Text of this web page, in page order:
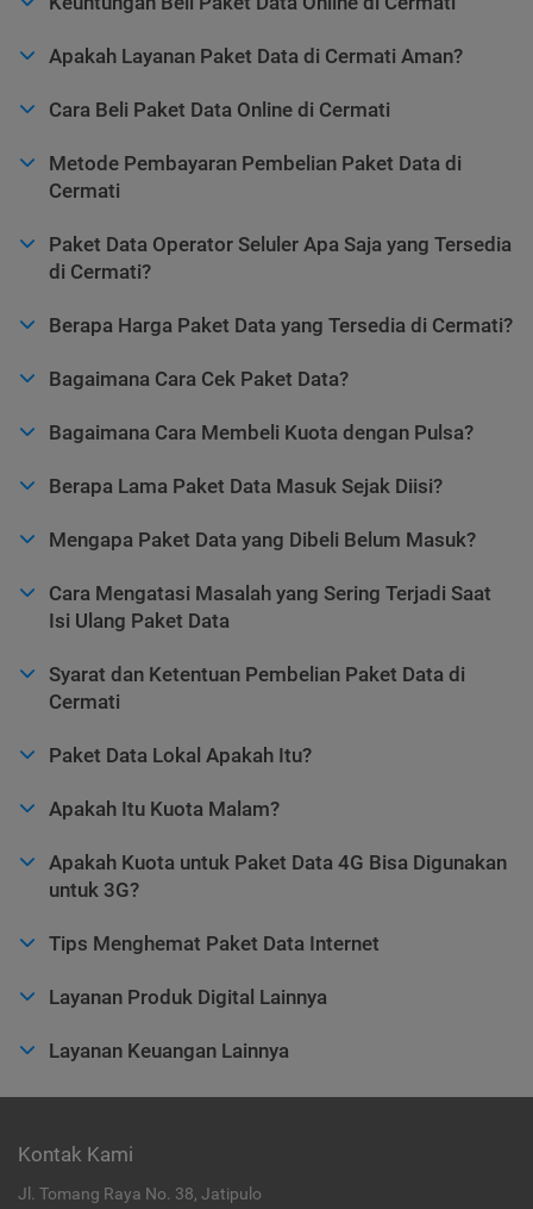
Apakah Layanan Paket Data di Cermati Aman?
Cara Beli Paket Data Online di Cermati
Metode Pembayaran Pembelian Paket Data di
Cermati
Paket Data Operator Seluler Apa Saja yang Tersedia
di Cermati?
Berapa Harga Paket Data yang Tersedia di Cermati?
Bagaimana Cara Cek Paket Data?
Bagaimana Cara Membeli Kuota dengan Pulsa?
Berapa Lama Paket Data Masuk Sejak Diisi?
Mengapa Paket Data yang Dibeli Belum Masuk?
Cara Mengatasi Masalah yang Sering Terjadi Saat
Isi Ulang Paket Data
Syarat dan Ketentuan Pembelian Paket Data di
Cermati
Paket Data Lokal Apakah Itu?
Apakah Itu Kuota Malam?
Apakah Kuota untuk Paket Data 4G Bisa Digunakan
untuk 3G?
Tips Menghemat Paket Data Internet
Layanan Produk Digital Lainnya
Layanan Keuangan Lainnya
Kontak Kami
Jl. Tomang Raya No. 38, Jatipulo